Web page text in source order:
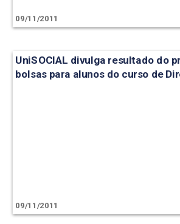
09/11/2011
UniSOCIAL divulga resultado do
bolsas para alunos do curso de
09/11/2011